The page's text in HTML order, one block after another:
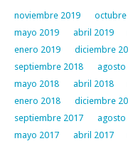
noviembre 2019 octubre
mayo 2019
abril 2019
enero 2019
diciembre
septiembre 2018
agosto
mayo 2018
abril 2018
enero 2018
diciembre
septiembre 2017
agosto
mayo 2017
abril 2017